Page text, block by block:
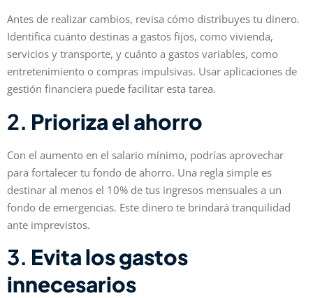
Antes de realizar cambios, revisa cómo distribuyes tu dinero.
Identifica cuánto destinas a gastos fijos, como vivienda,
servicios y transporte, y cuánto a gastos variables, como
entretenimiento o compras impulsivas. Usar aplicaciones de
gestión financiera puede facilitar esta tarea.
2. Prioriza el ahorro
Con el aumento en el salario mínimo, podrías aprovechar
para fortalecer tu fondo de ahorro. Una regla simple es
destinar al menos el 10% de tus ingresos mensuales a un
fondo de emergencias. Este dinero te brindará tranquilidad
ante imprevistos.
3. Evita los gastos
innecesarios